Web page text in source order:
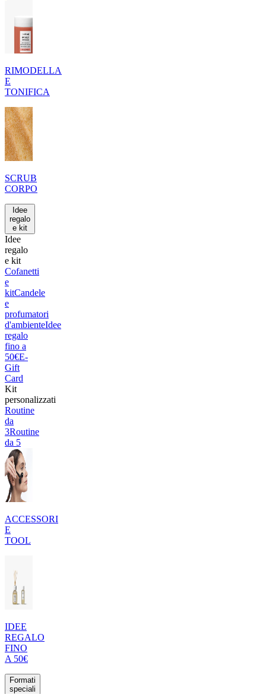
RIMODELLA
E
TONIFICA
SCRUB
CORPO
Idee
regalo
e kit
Idee
regalo
e kit
Cofanetti
e
kitCandele
e
profumatori
d'ambienteIdee
regalo
fino a
50€E-
Gift
Card
Kit
personalizzati
Routine
da
3Routine
da 5
ACCESSORI
E
TOOL
IDEE
REGALO
FINO
A 50€
Formati
speciali